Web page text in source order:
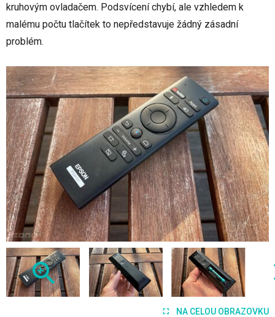
kruhovým ovladačem. Podsvícení chybí, ale vzhledem k
malému počtu tlačítek to nepředstavuje žádný zásadní
problém.
NA CELOU OBRAZOVKU